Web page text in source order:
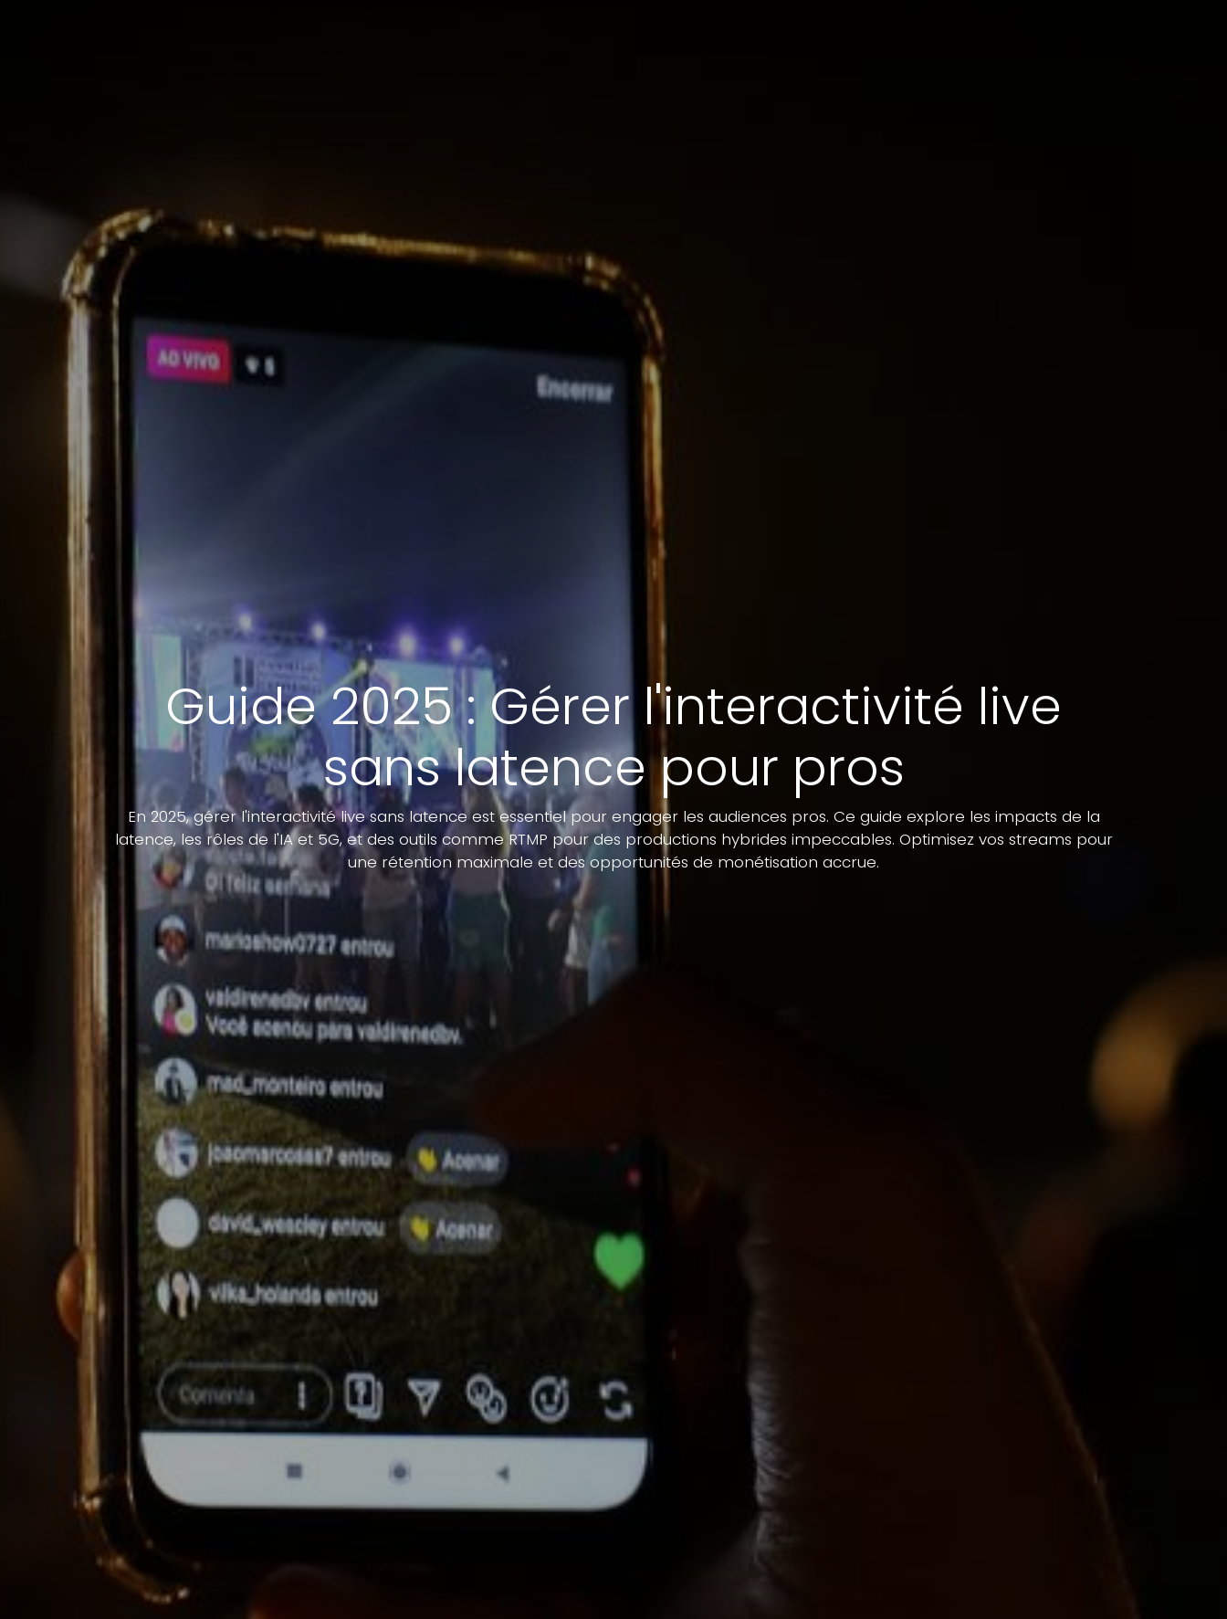
Guide 2025 : Gérer l'interactivité live
sans latence pour pros
En 2025, gérer l'interactivité live sans latence est essentiel pour engager les audiences pros. Ce guide explore les impacts de la
latence, les rôles de l'IA et 5G, et des outils comme RTMP pour des productions hybrides impeccables. Optimisez vos streams pour
une rétention maximale et des opportunités de monétisation accrue.